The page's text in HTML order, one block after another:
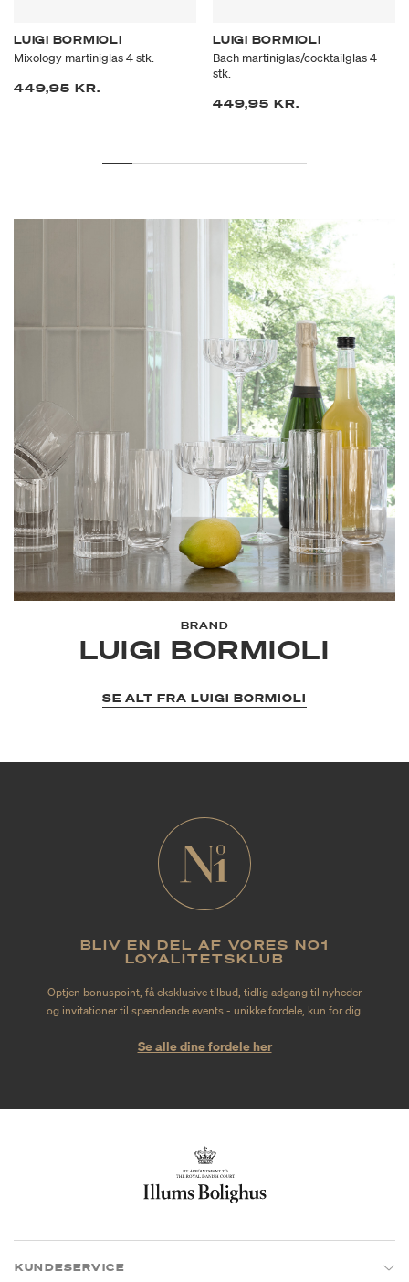
LUIGI BORMIOLI
Mixology martiniglas 4 stk.
449,95 KR.
LUIGI BORMIOLI
Bach martiniglas/cocktailglas 4
stk.
449,95 KR.
BRAND
LUIGI BORMIOLI
SE ALT FRA LUIGI BORMIOLI
BLIV EN DEL AF VORES NO1
LOYALITETSKLUB
Optjen bonuspoint, få eksklusive tilbud, tidlig adgang til nyheder
og invitationer til spændende events - unikke fordele, kun for dig.
Se alle dine fordele her
KUNDESERVICE